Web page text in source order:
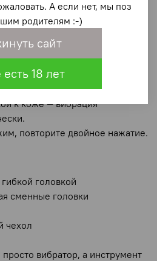
снова — идеально для
сценариев.
Touch:
кнопку — устройство
к коже — вибрация
повторите двойное нажатие.
головкой
сменные головки
чехол
вибратор, а инструмент
А если нет, мы поз
родителям :-)
сайт
18 лет